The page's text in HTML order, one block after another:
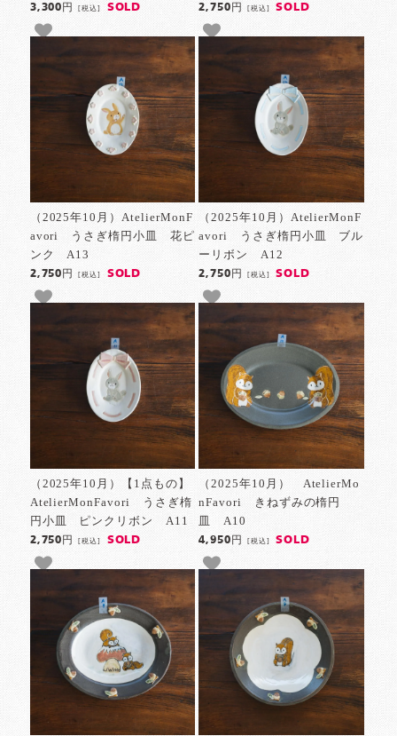
3,300円[税込] SOLD 2,750円 [税込] SOLD
（2025年10月）AtelierMonF
avori うさぎ楕円小皿 花ピ
ンク A13
2,750円[税込] SOLD
（2025年10月）AtelierMonF
avori うさぎ楕円小皿 ブル
ーリボン A12
2,750円 [税込] SOLD
（2025年10月）【1点もの】
AtelierMonFavori うさぎ楕
円小皿 ピンクリボン A11
2,750円[税込] SOLD
（2025年10月） AtelierMo
nFavori きねずみの楕円
皿 A10
4,950円 [税込] SOLD